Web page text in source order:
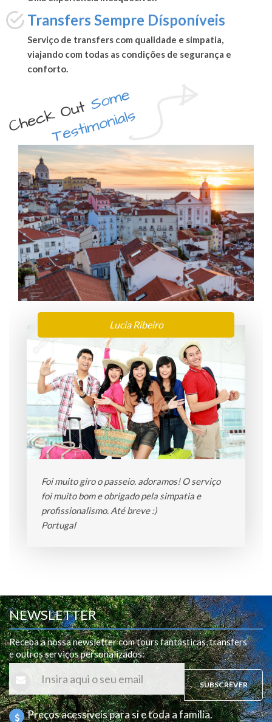
Transfers Sempre Dísponíveis
Serviço de transfers com qualidade e simpatia,
viajando com todas as condições de segurança e
conforto.
Peter Ron
It was a fantastic tour. Wonderfull places and
good food. Service was excellent and good
mood was not lacking :) see you soon!
NEWSLETTER
Receba a nossa newsletter com tours fantásticas, transfers
e outros serviços personalizados:
SUBSCREVER
Preços acessiveis para si e toda a familia.